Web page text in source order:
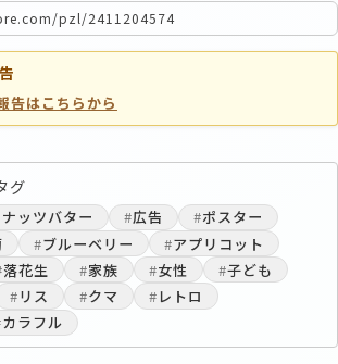
告はこちらから
グ
ッツバター #広告 #ポスター
#ブルーベリー #アプリコット
落花生 #家族 #女性 #子ども
#リス #クマ #レトロ
カラフル